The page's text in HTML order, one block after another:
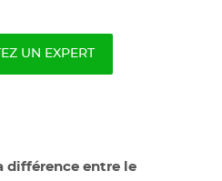
UN EXPERT
différence entre le